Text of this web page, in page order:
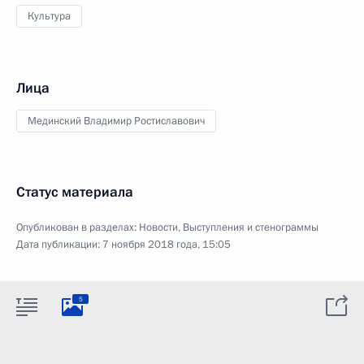
Культура
Лица
Мединский Владимир Ростиславович
Статус материала
Опубликован в разделах: Новости, Выступления и стенограммы
Дата публикации: 7 ноября 2018 года, 15:05
5